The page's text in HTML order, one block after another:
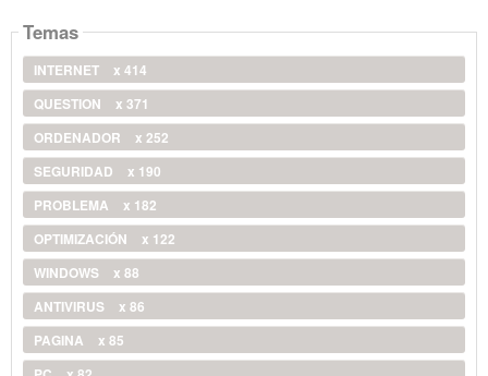
Temas
INTERNET
x 414
QUESTION
x 371
ORDENADOR
x 252
SEGURIDAD
x 190
PROBLEMA
x 182
OPTIMIZACIÓN
x 122
WINDOWS
x 88
ANTIVIRUS
x 86
PAGINA
x 85